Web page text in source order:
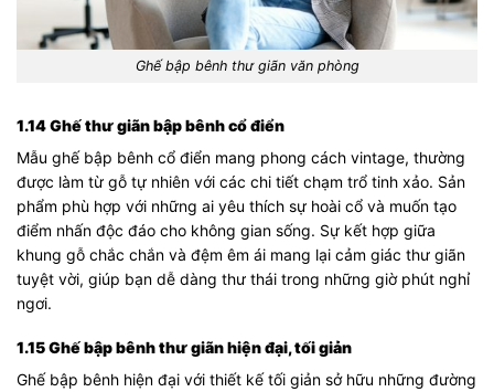
Ghế bập bênh thư giãn văn phòng
1.14 Ghế thư giãn bập bênh cổ điển
Mẫu ghế bập bênh cổ điển mang phong cách vintage, thường
được làm từ gỗ tự nhiên với các chi tiết chạm trổ tinh xảo. Sản
phẩm phù hợp với những ai yêu thích sự hoài cổ và muốn tạo
điểm nhấn độc đáo cho không gian sống. Sự kết hợp giữa
khung gỗ chắc chắn và đệm êm ái mang lại cảm giác thư giãn
tuyệt vời, giúp bạn dễ dàng thư thái trong những giờ phút nghỉ
ngơi.
1.15 Ghế bập bênh thư giãn hiện đại, tối giản
Ghế bập bênh hiện đại với thiết kế tối giản sở hữu những đường